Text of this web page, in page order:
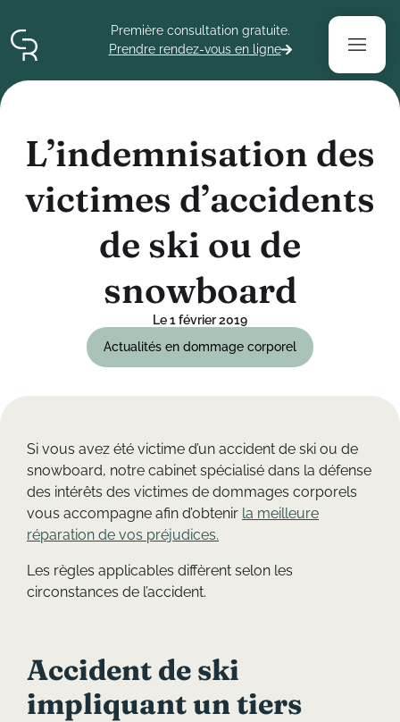
Première consultation gratuite.
Prendre rendez-vous en ligne
L’indemnisation des
victimes d’accidents
de ski ou de
snowboard
Le 1 février 2019
Actualités en dommage corporel
Si vous avez été victime d’un accident de ski ou de
snowboard, notre cabinet spécialisé dans la défense
des intérêts des victimes de dommages corporels
vous accompagne afin d’obtenir la meilleure
réparation de vos préjudices.
Les règles applicables diffèrent selon les
circonstances de l’accident.
Accident de ski
impliquant un tiers